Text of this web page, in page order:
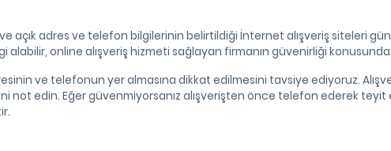
açık adres ve telefon bilgilerinin belirtildiği İnternet alışveriş siteleri
alabilir, online alışveriş hizmeti sağlayan firmanın güvenirliği
ve telefonun yer almasına dikkat edilmesini tavsiye ediyoruz.
not edin. Eğer güvenmiyorsanız alışverişten önce telefon ederek teyit